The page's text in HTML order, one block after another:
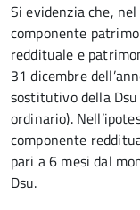
Si evidenzia che,
componente
reddituale e
31 dicembre
sostitutivo della Dsu
ordinario).
componente
pari a 6 mesi dal
Dsu.